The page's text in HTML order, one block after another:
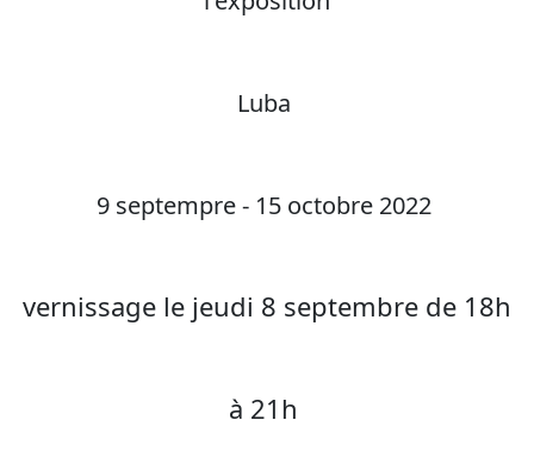
Luba
9 septempre - 15 octobre 2022
vernissage le jeudi 8 septembre de 18h
à 21h